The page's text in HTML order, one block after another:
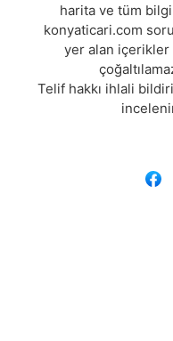
harita ve tüm
konyaticari.com
yer alan içerikler
Telif hakkı ihlali